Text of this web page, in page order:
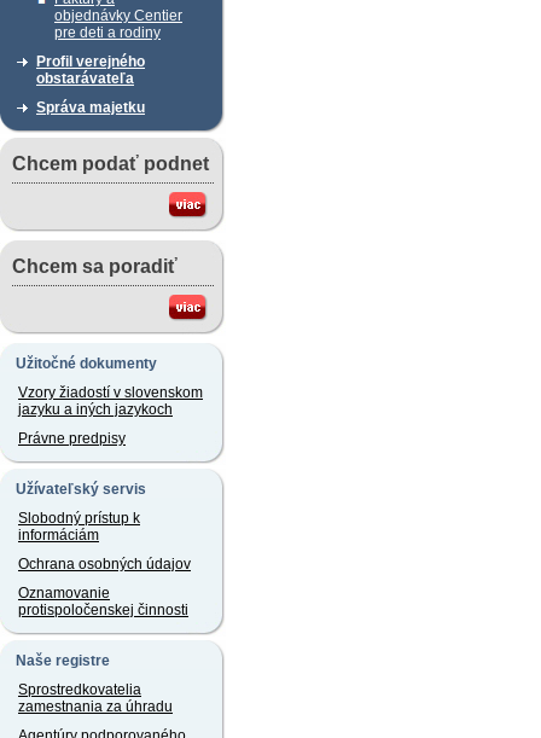
objednávky Centier
pre deti a rodiny
Profil verejného
obstarávateľa
Správa majetku
Chcem podať podnet
Chcem sa poradiť
Užitočné dokumenty
Vzory žiadostí v slovenskom
jazyku a iných jazykoch
Právne predpisy
Užívateľský servis
Slobodný prístup k
informáciám
Ochrana osobných údajov
Oznamovanie
protispoločenskej činnosti
Naše registre
Sprostredkovatelia
zamestnania za úhradu